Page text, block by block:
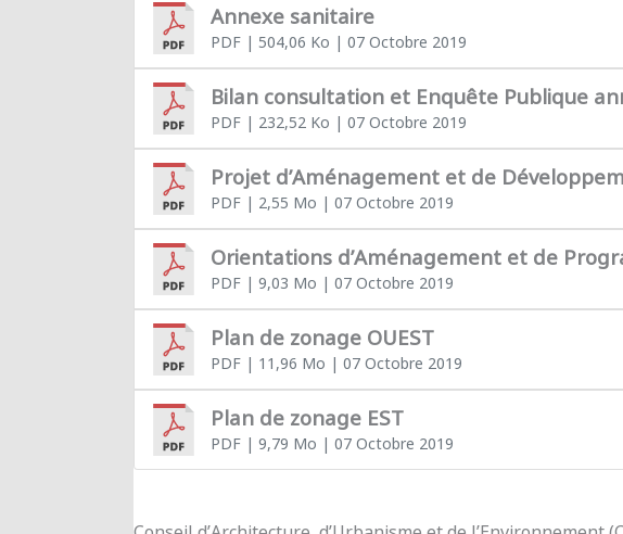
Annexe sanitaire
PDF| 504,06 Ko | 07 Octobre 2019
Bilan consultation et Enquête Publique
PDF| 232,52 Ko | 07 Octobre 2019
Projet d’Aménagement et de
PDF| 2,55 Mo | 07 Octobre 2019
Orientations d’Aménagement et de
PDF| 9,03 Mo | 07 Octobre 2019
Plan de zonage OUEST
PDF| 11,96 Mo | 07 Octobre 2019
Plan de zonage EST
PDF| 9,79 Mo | 07 Octobre 2019